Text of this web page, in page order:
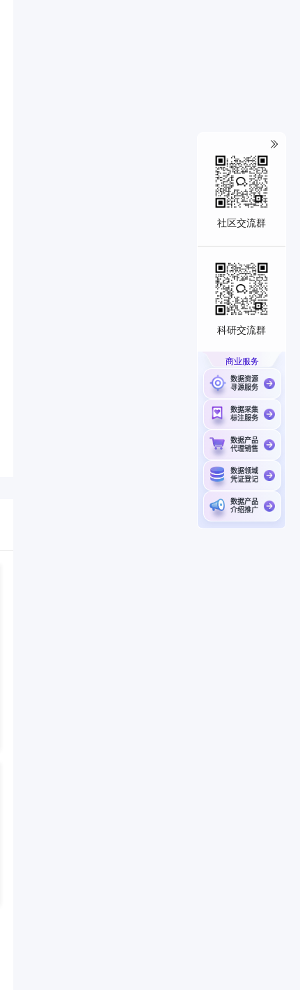
社区交流群
科研交流群
商业服务
数据资源
寻源服务
数据采集
标注服务
数据产品
代理销售
数据领域
凭证登记
数据产品
介绍推广